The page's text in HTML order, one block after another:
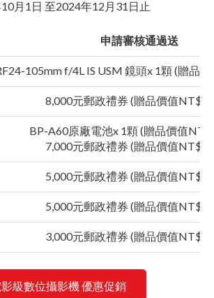
月1日 至2024年12月31日止
申請審核通過送
105mm f/4L IS USM 鏡頭x 1顆 (贈品
8,000元郵政禮券 (贈品價值
BP-A60原廠電池x 1顆 (贈品價值
7,000元郵政禮券 (贈品價值
5,000元郵政禮券 (贈品價值
5,000元郵政禮券 (贈品價值
3,000元郵政禮券 (贈品價值
級數位攝影機 優惠促銷